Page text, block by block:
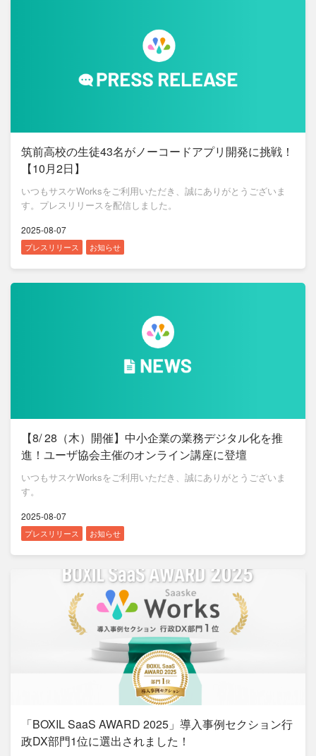
筑前高校の生徒43名がノーコードアプリ開発に挑戦！
【10月2日】
いつもサスケWorksをご利用いただき、誠にありがとうございま
す。プレスリリースを配信しました。
2025-08-07
プレスリリース お知らせ
【8/ 28（木）開催】中小企業の業務デジタル化を推
進！ユーザ協会主催のオンライン講座に登壇
いつもサスケWorksをご利用いただき、誠にありがとうございま
す。
2025-08-07
プレスリリース お知らせ
「BOXIL SaaS AWARD 2025」導入事例セクション行
政DX部門1位に選出されました！